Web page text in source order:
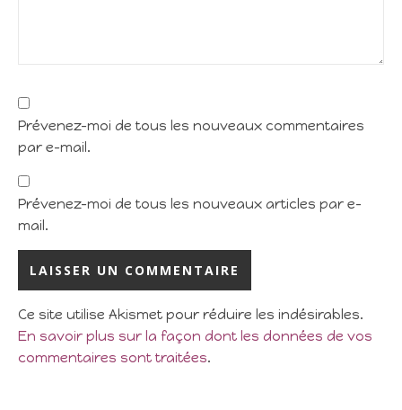
Prévenez-moi de tous les nouveaux commentaires
par e-mail.
Prévenez-moi de tous les nouveaux articles par e-
mail.
Ce site utilise Akismet pour réduire les indésirables.
En savoir plus sur la façon dont les données de vos
commentaires sont traitées.